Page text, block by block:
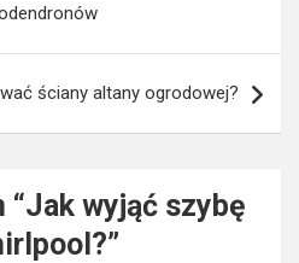
ściany altany ogrodowej?
“Jak wyjąć szybę
”